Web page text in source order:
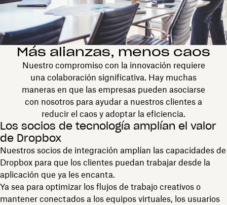
Más alianzas, menos caos
Nuestro compromiso con la innovación requiere
una colaboración significativa. Hay muchas
maneras en que las empresas pueden asociarse
con nosotros para ayudar a nuestros clientes a
reducir el caos y adoptar la eficiencia.
Los socios de tecnología amplían el valor
de Dropbox
Nuestros socios de integración amplían las capacidades de
Dropbox para que los clientes puedan trabajar desde la
aplicación que ya les encanta.
Ya sea para optimizar los flujos de trabajo creativos o
mantener conectados a los equipos virtuales, los usuarios